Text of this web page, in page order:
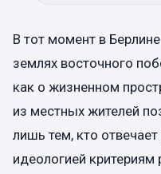
В тот момент в
землях восточного
как о жизненном
из местных жителей
лишь тем, кто
идеологией критериям